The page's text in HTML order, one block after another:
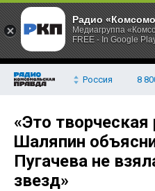
Россия 8
«Это творческая
Шаляпин
Пугачева не
звезд»
Радио
Медиагруппа
FREE - In Google